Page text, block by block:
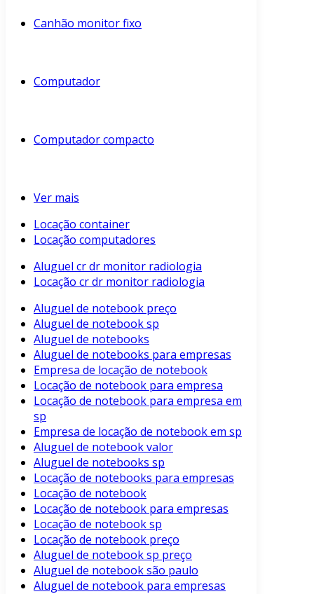
Canhão monitor fixo
Computador
Computador compacto
Ver mais
Locação container
Locação computadores
Aluguel cr dr monitor radiologia
Locação cr dr monitor radiologia
Aluguel de notebook preço
Aluguel de notebook sp
Aluguel de notebooks
Aluguel de notebooks para empresas
Empresa de locação de notebook
Locação de notebook para empresa
Locação de notebook para empresa em
sp
Empresa de locação de notebook em sp
Aluguel de notebook valor
Aluguel de notebooks sp
Locação de notebooks para empresas
Locação de notebook
Locação de notebook para empresas
Locação de notebook sp
Locação de notebook preço
Aluguel de notebook sp preço
Aluguel de notebook são paulo
Aluguel de notebook para empresas